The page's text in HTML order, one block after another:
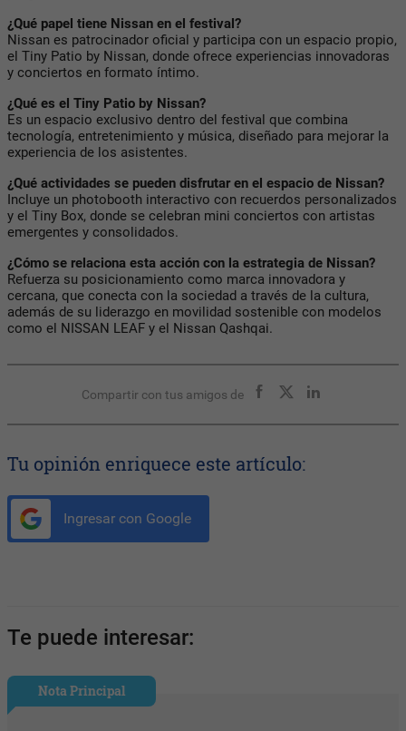
¿Qué papel tiene Nissan en el festival?
Nissan es patrocinador oficial y participa con un espacio propio,
el Tiny Patio by Nissan, donde ofrece experiencias innovadoras
y conciertos en formato íntimo.
¿Qué es el Tiny Patio by Nissan?
Es un espacio exclusivo dentro del festival que combina
tecnología, entretenimiento y música, diseñado para mejorar la
experiencia de los asistentes.
¿Qué actividades se pueden disfrutar en el espacio de Nissan?
Incluye un photobooth interactivo con recuerdos personalizados
y el Tiny Box, donde se celebran mini conciertos con artistas
emergentes y consolidados.
¿Cómo se relaciona esta acción con la estrategia de Nissan?
Refuerza su posicionamiento como marca innovadora y
cercana, que conecta con la sociedad a través de la cultura,
además de su liderazgo en movilidad sostenible con modelos
como el NISSAN LEAF y el Nissan Qashqai.
Compartir con tus amigos de
Tu opinión enriquece este artículo:
Ingresar con Google
Te puede interesar:
Nota Principal